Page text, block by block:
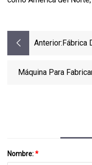
Anterior: Fábrica
Máquina Para
Nombre:*